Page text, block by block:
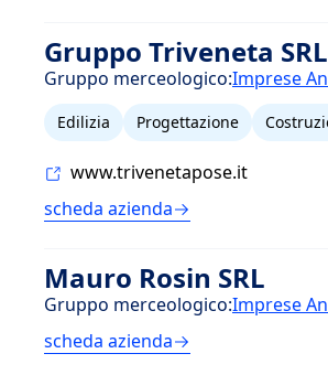
Gruppo Triveneta SRL
Gruppo merceologico:Imprese
Edilizia Progettazione
www.trivenetapose.it
scheda azienda
Mauro Rosin SRL
Gruppo merceologico:Imprese
scheda azienda